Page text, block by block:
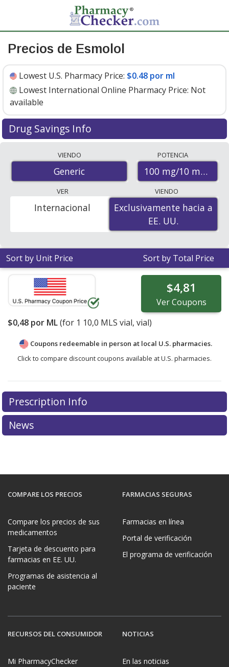
Precios de Esmolol
Lowest U.S. Pharmacy Price: $0.48 por ml
Lowest International Online Pharmacy Price: Not
available
Drug Savings Info
prices at U.S. pharmacies start at
$0.48 por mlfor 1 x 10
mls. You save 82% off the average U.S. pharmacy retail
price of $2.68 for 1 vial. Enter your ZIP Code to compare
discount generic Brevibloc (esmolol) coupon prices in
your area.
VIENDO
Generic
POTENCIA
100 mg/10 mL
VER
Exclusivamente hacia a
EE. UU.
Internacional
VIENDO
Exclusivamente hacia a
EE. UU.
Sort by Unit Price Sort by Total Price
$4,81
VerCoupons
$0,48 por ML(for 1 10,0 MLS vial, vial)
Coupons redeemable in person at local U.S. pharmacies.
Click to compare discount coupons available at U.S. pharmacies.
Prescription Info
News
COMPARE LOS PRECIOS
Compare los precios de sus
medicamentos
Tarjeta de descuento para
farmacias en EE. UU.
Programas de asistencia al
paciente
FARMACIAS SEGURAS
Farmacias en línea
Portal de verificación
El programa de verificación
RECURSOS DEL CONSUMIDOR
Mi PharmacyChecker
NOTICIAS
En las noticias